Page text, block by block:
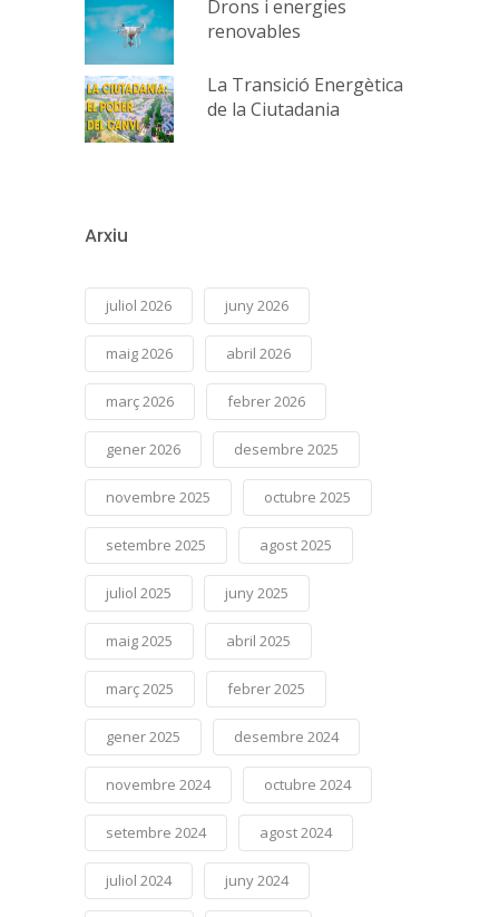
Drons i energies
renovables
La Transició Energètica
de la Ciutadania
Arxiu
juliol 2026 juny 2026
maig 2026 abril 2026
març 2026 febrer 2026
gener 2026 desembre 2025
novembre 2025 octubre 2025
setembre 2025 agost 2025
juliol 2025 juny 2025
maig 2025 abril 2025
març 2025 febrer 2025
gener 2025 desembre 2024
novembre 2024 octubre 2024
setembre 2024 agost 2024
juliol 2024 juny 2024